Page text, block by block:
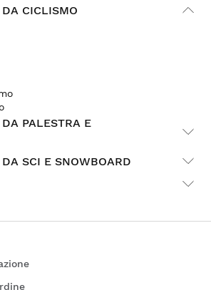
CICLISMO
PALESTRA E
SCI E SNOWBOARD